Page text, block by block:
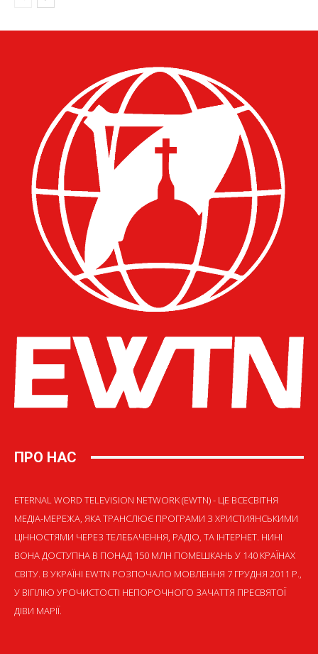
ПРО НАС
ETERNAL WORD TELEVISION NETWORK (EWTN) - ЦЕ ВСЕСВІТНЯ
МЕДІА-МЕРЕЖА, ЯКА ТРАНСЛЮЄ ПРОГРАМИ З ХРИСТИЯНСЬКИМИ
ЦІННОСТЯМИ ЧЕРЕЗ ТЕЛЕБАЧЕННЯ, РАДІО, ТА ІНТЕРНЕТ. НИНІ
ВОНА ДОСТУПНА В ПОНАД 150 МЛН ПОМЕШКАНЬ У 140 КРАЇНАХ
СВІТУ. В УКРАЇНІ EWTN РОЗПОЧАЛО МОВЛЕННЯ 7 ГРУДНЯ 2011 Р.,
У ВІГІЛІЮ УРОЧИСТОСТІ НЕПОРОЧНОГО ЗАЧАТТЯ ПРЕСВЯТОЇ
ДІВИ МАРІЇ.